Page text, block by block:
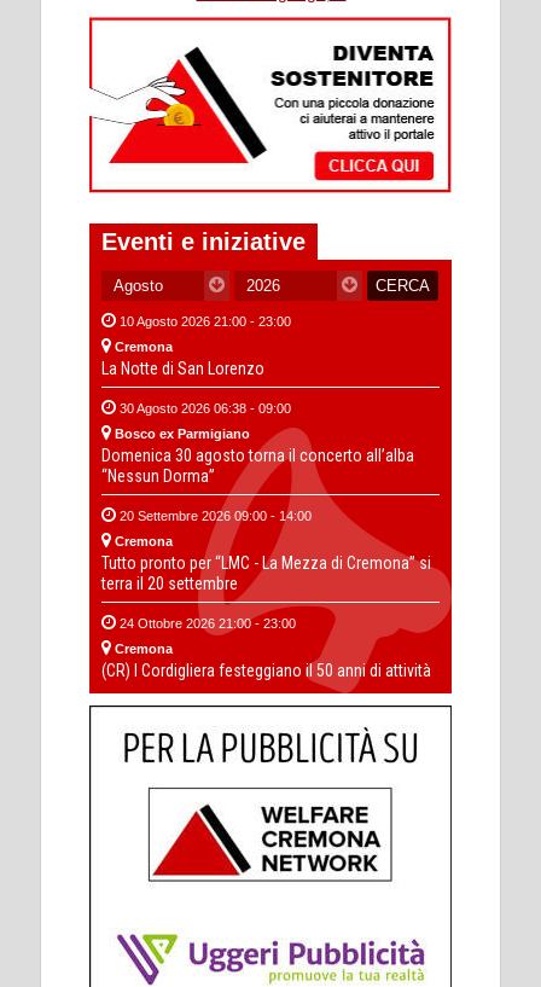
Eventi e iniziative
10 Agosto 2026 21:00 - 23:00
Cremona
La Notte di San Lorenzo
30 Agosto 2026 06:38 - 09:00
Bosco ex Parmigiano
Domenica 30 agosto torna il concerto all’alba
“Nessun Dorma”
20 Settembre 2026 09:00 - 14:00
Cremona
Tutto pronto per “LMC - La Mezza di Cremona” si
terra il 20 settembre
24 Ottobre 2026 21:00 - 23:00
Cremona
(CR) I Cordigliera festeggiano il 50 anni di attività